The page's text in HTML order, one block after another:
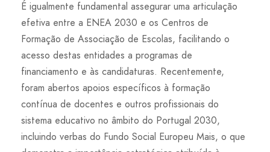
É igualmente fundamental assegurar uma articulação
efetiva entre a ENEA 2030 e os Centros de
Formação de Associação de Escolas, facilitando o
acesso destas entidades a programas de
financiamento e às candidaturas. Recentemente,
foram abertos apoios específicos à formação
contínua de docentes e outros profissionais do
sistema educativo no âmbito do Portugal 2030,
incluindo verbas do Fundo Social Europeu Mais, o que